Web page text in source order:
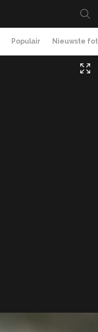
Populair Nieuwste